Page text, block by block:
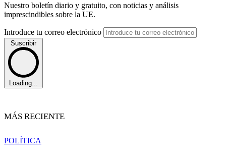
Nuestro boletín diario y gratuito, con noticias y análisis
imprescindibles sobre la UE.
Introduce tu correo electrónico
Suscribir
Loading...
MÁS RECIENTE
POLÍTICA